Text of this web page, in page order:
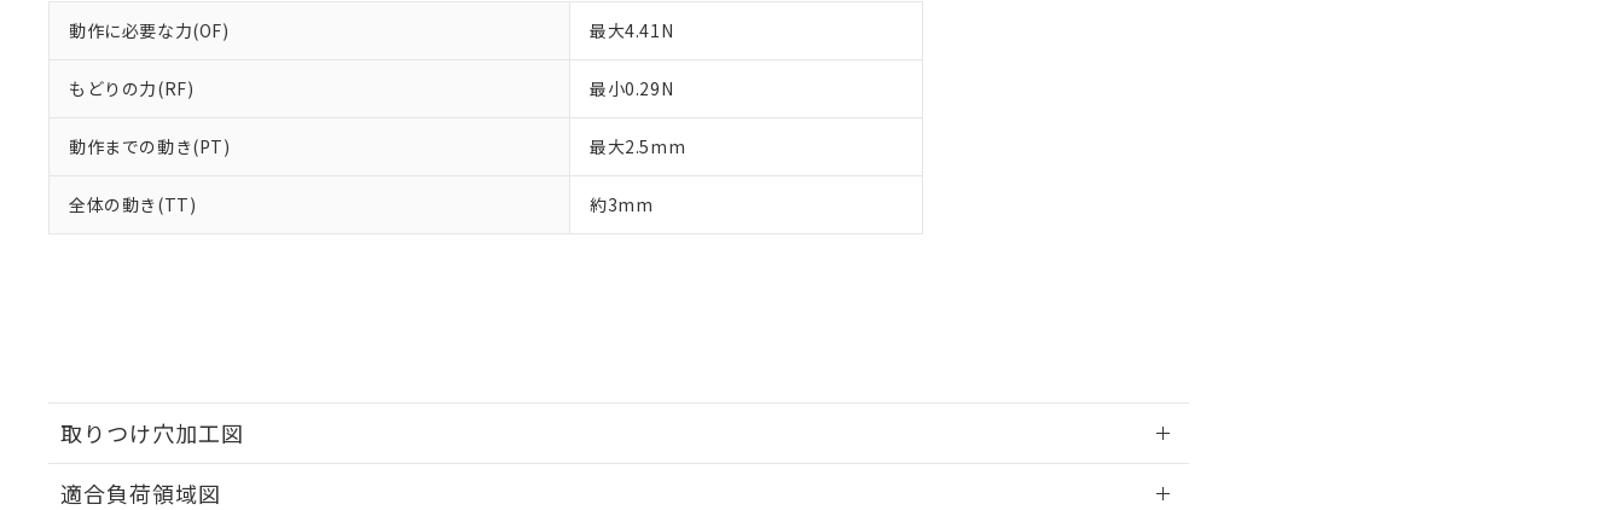
動作に必要な力(OF) 最大4.41N
もどりの力(RF) 最小0.29N
動作までの動き(PT) 最大2.5mm
全体の動き(TT) 約3mm
取りつけ穴加工図
適合負荷領域図